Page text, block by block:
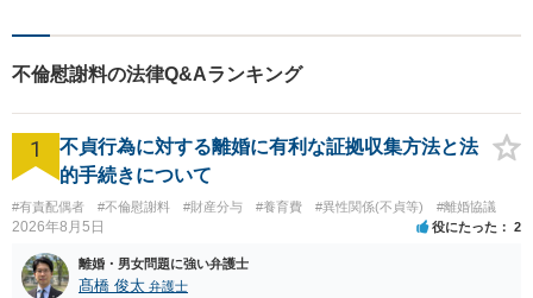
ぐように、丁寧にお悩みをお
伺いいたします。
不倫慰謝料の法律Q&Aランキング
1
不貞行為に対する離婚に有利な証拠収集方法と法
的手続きについて
#有責配偶者 #不倫慰謝料 #財産分与 #養育費 #異性関係(不貞等) #離婚協議
2026年8月5日 役にたった 2
離婚・男女問題に強い弁護士
髙橋 俊太 弁護士